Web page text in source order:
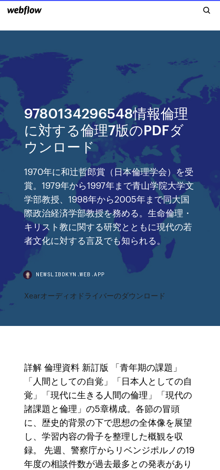
9780134296548情報倫理
に対する倫理7版のPDFダ
ウンロード
1970年に和辻哲郎賞（日本倫理学会）を受
賞。1979年から1997年まで青山学院大学文
学部教授、1998年から2005年まで同大国
際政治経済学部教授を務める。生命倫理・
キリスト教に関する研究とともに現代の若
者文化に対する言及でも知られる。
NEWSLIBDKYN.WEB.APP
Xearオーディオドライバーのダウンロード
詳解 倫理資料 新訂版 「青年期の課題」
「人間としての自覚」「日本人としての自
覚」「現代に生きる人間の倫理」「現代の
諸課題と倫理」の5章構成。各節の冒頭
に、歴史的背景の下で思想の全体像を展望
し、学習内容の骨子を整理した概観を収
録。 先週、警察庁からリベンジポルノの19
年度の相談件数が過去最多との発表があり